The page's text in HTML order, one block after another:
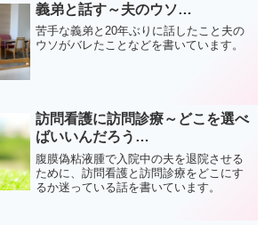
義弟と話す～夫のウソ…
苦手な義弟と20年ぶりに話したこと夫の
ウソがバレたことなどを書いています。
訪問看護に訪問診療～どこを選べ
ばいいんだろう…
腹膜偽粘液腫で入院中の夫を退院させる
ために、訪問看護と訪問診療をどこにす
るか迷っている話を書いています。